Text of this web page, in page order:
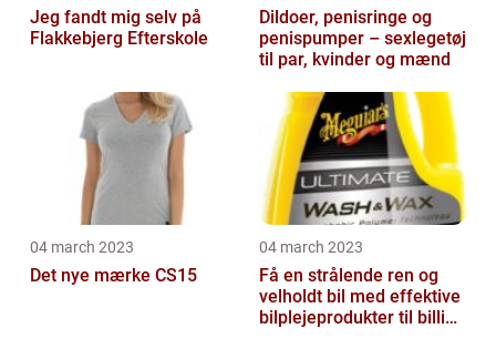
Jeg fandt mig selv på
Flakkebjerg Efterskole
Dildoer, penisringe og
penispumper – sexlegetøj
til par, kvinder og mænd
04 march 2023
Det nye mærke CS15
04 march 2023
Få en strålende ren og
velholdt bil med effektive
bilplejeprodukter til billige